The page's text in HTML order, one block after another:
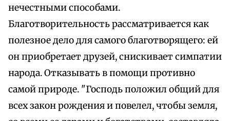
нечестными способами.
Благотворительность рассматривается как
полезное дело для самого благотворящего: ей
он приобретает друзей, снискивает симпатии
народа. Отказывать в помощи противно
самой природе. "Господь положил общий для
всех закон рождения и повелел, чтобы земля,